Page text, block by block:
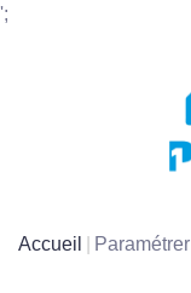
';
Accueil